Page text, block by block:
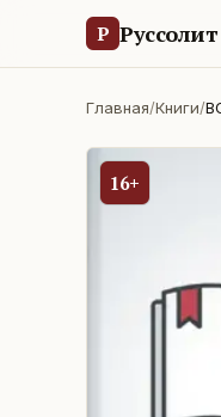
Р Руссолит
Главная/Книги/
16+